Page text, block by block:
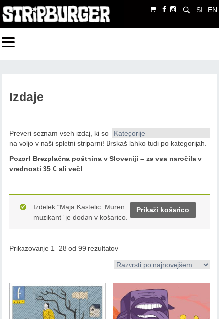
SI EN
Izdaje
Kategorije
Preveri seznam vseh izdaj, ki so
na voljo v naši spletni striparni! Brskaš lahko tudi po kategorijah.
Pozor! Brezplačna poštnina v Sloveniji – za vsa naročila v
vrednosti 35 € ali več!
Prikaži košarico
Izdelek “Maja Kastelic: Muren
muzikant” je dodan v košarico.
Prikazovanje 1–28 od 99 rezultatov